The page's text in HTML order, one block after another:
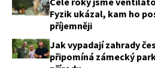
Fyzik ukázal, kam ho
příjemněji
Jak vypadají zahrady
připomíná zámecký